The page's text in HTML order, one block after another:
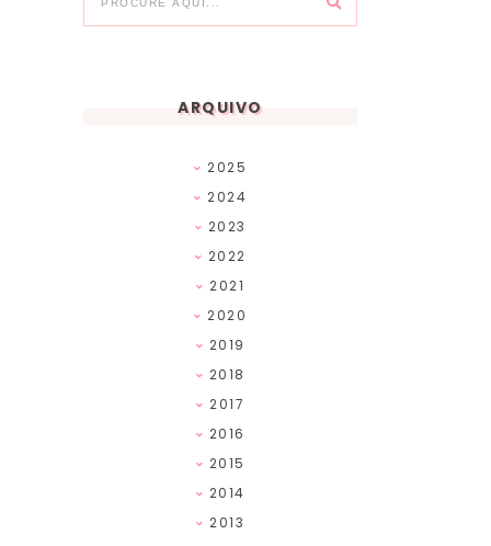
ARQUIVO
2025
2024
2023
2022
2021
2020
2019
2018
2017
2016
2015
2014
2013